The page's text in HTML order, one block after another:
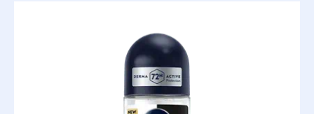
Skóra z zarostem
Stosuj przed makijażem